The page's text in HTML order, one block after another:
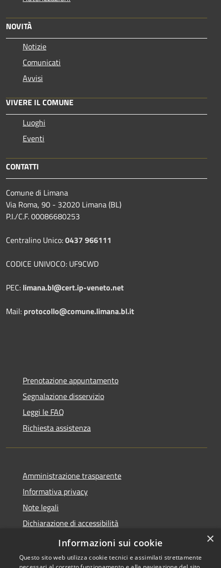
NOVITÀ
Notizie
Comunicati
Avvisi
VIVERE IL COMUNE
Luoghi
Eventi
CONTATTI
Comune di Limana
Via Roma, 90 - 32020 Limana (BL)
P.I./C.F. 00086680253
Centralino Unico:0437 966111
CODICE UNIVOCO: UF9CWD
PEC: limana.bl@cert.ip-veneto.net
Mail: protocollo@comune.limana.bl.it
Prenotazione appuntamento
Segnalazione disservizio
Leggi le FAQ
Richiesta assistenza
Amministrazione trasparente
Informativa privacy
Note legali
Dichiarazione di accessibilità
Moduli Privacy Amministrazione trasparente
×
Informazioni sui cookie
Questo sito web utilizza cookie tecnici e assimilati strettamente